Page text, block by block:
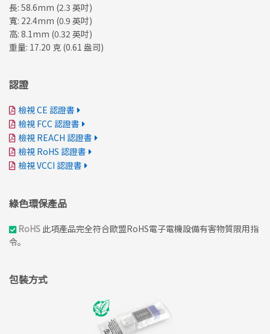
長: 58.6mm (2.3 英吋)
寬: 22.4mm (0.9 英吋)
高: 8.1mm (0.32 英吋)
重量: 17.20 克 (0.61 盎司)
認證
檢視 CE 認證書
檢視 FCC 認證書
檢視 REACH 認證書
檢視 RoHS 認證書
檢視 VCCI 認證書
綠色環保產品
RoHS 此項產品完全符合歐盟RoHS電子電機設備有害物質限用指
令。
包裝方式